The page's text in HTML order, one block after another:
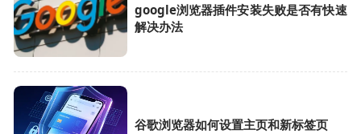
google浏览器插件安装失败是否有快速
解决办法
谷歌浏览器如何设置主页和新标签页